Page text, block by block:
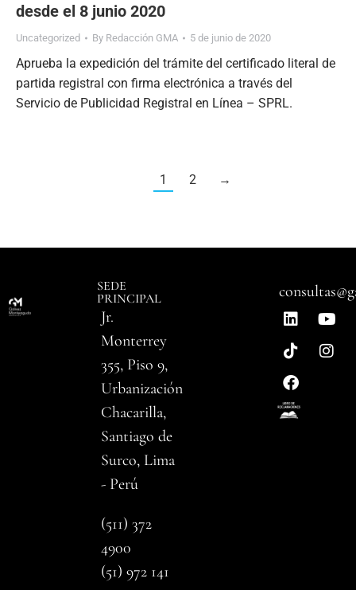
desde el 8 junio 2020
Uncategorized By Redacción GMA 5 de junio de 2020
Aprueba la expedición del trámite del certificado literal de
partida registral con firma electrónica a través del
Servicio de Publicidad Registral en Línea – SPRL.
1 2 →
SEDE
PRINCIPAL
Jr.
Monterrey
355, Piso 9,
Urbanización
Chacarilla,
Santiago de
Surco, Lima
- Perú
(511) 372
4900
(51) 972 141